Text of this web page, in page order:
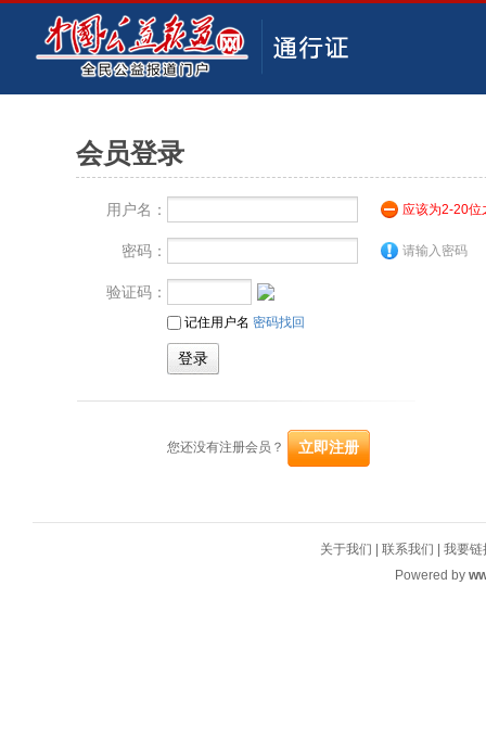
会员登录
用户名： 应该为2-20位
密码： 请输入密码
验证码：
记住用户名 密码找回
您还没有注册会员？
关于我们 联系我们
我要链
Powered by